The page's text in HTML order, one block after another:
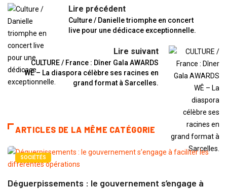
Lire précédent
Culture / Danielle triomphe en concert
live pour une dédicace exceptionnelle.
Lire suivant
CULTURE / France : Dîner Gala AWARDS
WÊ – La diaspora célèbre ses racines en
grand format à Sarcelles.
ARTICLES DE LA MÊME CATÉGORIE
SOCIÉTÉS
Déguerpissements : le gouvernement s’engage à